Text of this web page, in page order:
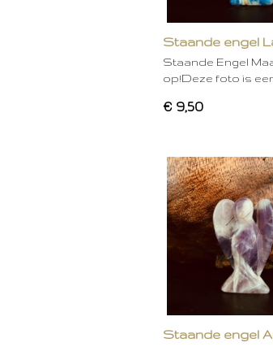
Staande engel
Staande Engel
op!Deze foto is
€ 9,50
Staande engel